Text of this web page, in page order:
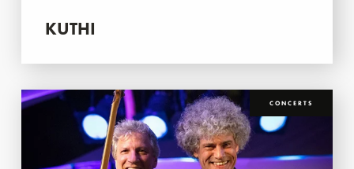
KUTHI
CONCERTS